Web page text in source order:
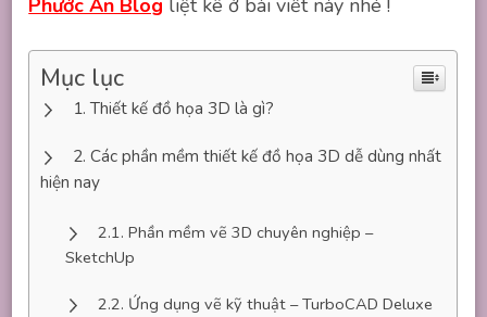
Phước An Blog liệt kê ở bài viết này nhé !
Mục lục
Thiết kế đồ họa 3D là gì?
Các phần mềm thiết kế đồ họa 3D dễ dùng nhất
hiện nay
Phần mềm vẽ 3D chuyên nghiệp –
SketchUp
Ứng dụng vẽ kỹ thuật – TurboCAD Deluxe